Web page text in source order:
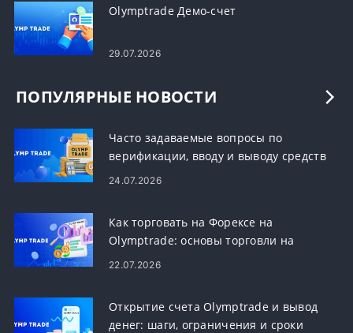
Olymptrade Демо-счет
29.07.2026
ПОПУЛЯРНЫЕ НОВОСТИ
Часто задаваемые вопросы по
верификации, вводу и выводу средств
в Olymptrade
24.07.2026
Как торговать на Форексе на
Olymptrade: основы торговли на
платформе
22.07.2026
Открытие счета Olymptrade и вывод
денег: шаги, ограничения и сроки